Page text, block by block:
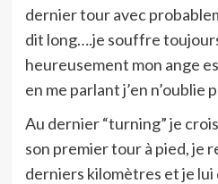
dernier tour avec
dit long….je souffre
heureusement mon ange
en me parlant j’en n’oublie
Au dernier “turning” je
son premier tour à pied, je
derniers kilomètres et je lui